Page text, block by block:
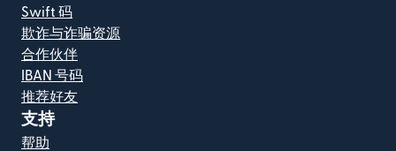
Swift 码
欺诈与诈骗资源
合作伙伴
IBAN 号码
推荐好友
支持
帮助